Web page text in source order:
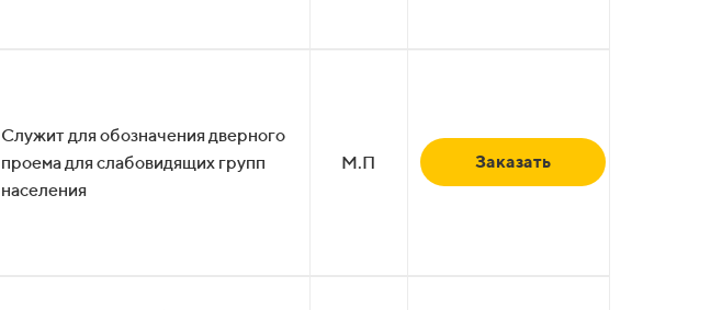
Служит для обозначения дверного
проема для слабовидящих групп
населения
М.П Заказать